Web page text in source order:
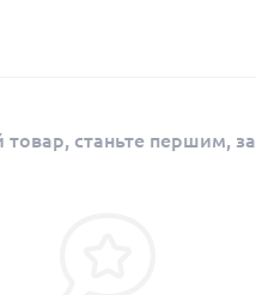
товар, станьте першим,